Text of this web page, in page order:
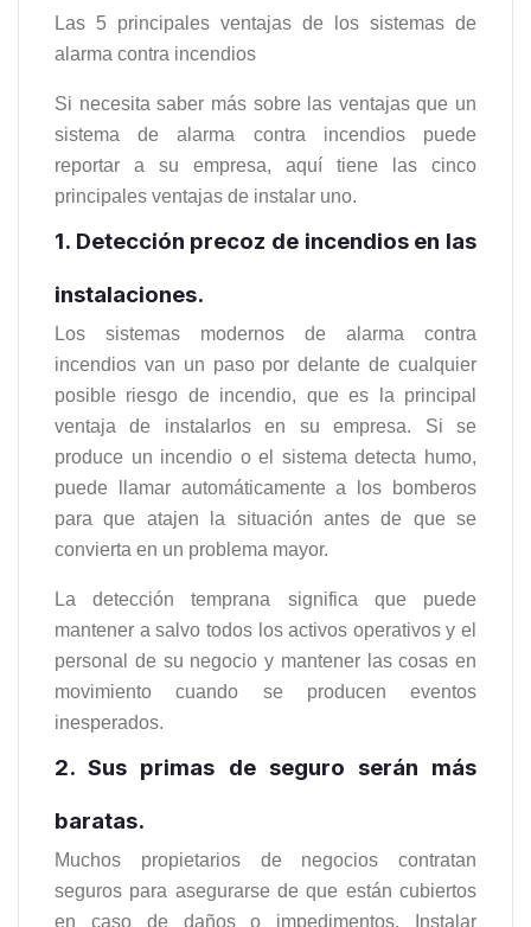
Las 5 principales ventajas de los sistemas de
alarma contra incendios
Si necesita saber más sobre las ventajas que un
sistema de alarma contra incendios puede
reportar a su empresa, aquí tiene las cinco
principales ventajas de instalar uno.
1. Detección precoz de incendios en las
instalaciones.
Los sistemas modernos de alarma contra
incendios van un paso por delante de cualquier
posible riesgo de incendio, que es la principal
ventaja de instalarlos en su empresa. Si se
produce un incendio o el sistema detecta humo,
puede llamar automáticamente a los bomberos
para que atajen la situación antes de que se
convierta en un problema mayor.
La detección temprana significa que puede
mantener a salvo todos los activos operativos y el
personal de su negocio y mantener las cosas en
movimiento cuando se producen eventos
inesperados.
2. Sus primas de seguro serán más
baratas.
Muchos propietarios de negocios contratan
seguros para asegurarse de que están cubiertos
en caso de daños o impedimentos. Instalar